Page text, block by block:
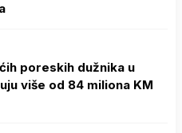
poreskih dužnika u
više od 84 miliona KM